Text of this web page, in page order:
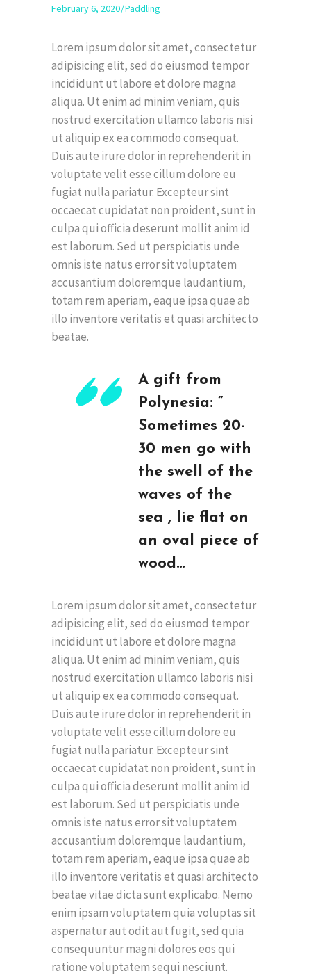
February 6, 2020 Paddling
Lorem ipsum dolor sit amet, consectetur
adipisicing elit, sed do eiusmod tempor
incididunt ut labore et dolore magna
aliqua. Ut enim ad minim veniam, quis
nostrud exercitation ullamco laboris nisi
ut aliquip ex ea commodo consequat.
Duis aute irure dolor in reprehenderit in
voluptate velit esse cillum dolore eu
fugiat nulla pariatur. Excepteur sint
occaecat cupidatat non proident, sunt in
culpa qui officia deserunt mollit anim id
est laborum. Sed ut perspiciatis unde
omnis iste natus error sit voluptatem
accusantium doloremque laudantium,
totam rem aperiam, eaque ipsa quae ab
illo inventore veritatis et quasi architecto
beatae.
A gift from
Polynesia: ”
Sometimes 20-
30 men go with
the swell of the
waves of the
sea , lie flat on
an oval piece of
wood…
Lorem ipsum dolor sit amet, consectetur
adipisicing elit, sed do eiusmod tempor
incididunt ut labore et dolore magna
aliqua. Ut enim ad minim veniam, quis
nostrud exercitation ullamco laboris nisi
ut aliquip ex ea commodo consequat.
Duis aute irure dolor in reprehenderit in
voluptate velit esse cillum dolore eu
fugiat nulla pariatur. Excepteur sint
occaecat cupidatat non proident, sunt in
culpa qui officia deserunt mollit anim id
est laborum. Sed ut perspiciatis unde
omnis iste natus error sit voluptatem
accusantium doloremque laudantium,
totam rem aperiam, eaque ipsa quae ab
illo inventore veritatis et quasi architecto
beatae vitae dicta sunt explicabo. Nemo
enim ipsam voluptatem quia voluptas sit
aspernatur aut odit aut fugit, sed quia
consequuntur magni dolores eos qui
ratione voluptatem sequi nesciunt.